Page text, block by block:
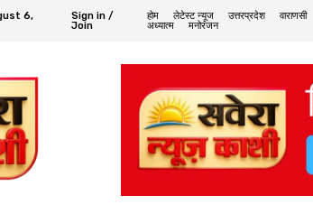
6,
Sign in /
Join
होम लेटेस्ट न्यूज उत्तरप्रदेश वाराणसी
अध्यात्म
मनोरंजन